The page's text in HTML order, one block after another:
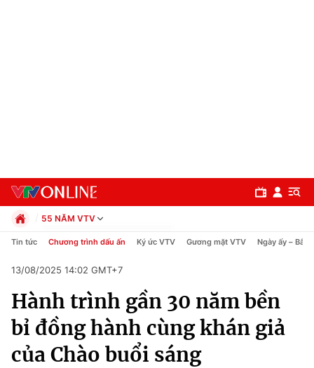
Chuyên mục
Chính trị
Xã hội
55 NĂM VTV
Chính trị
Pháp luật
Kinh tế
Thể thao
Truyền hình
Văn hóa - Giải trí
Tin tức Chương trình dấu ấn Ký ức VTV Gương mặt VTV Ngày ấy – Bây
13/08/2025 14:02 GMT+7
Hành trình gần 30 năm bền
bỉ đồng hành cùng khán giả
của Chào buổi sáng